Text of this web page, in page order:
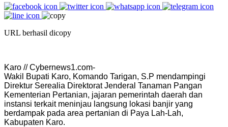
URL berhasil dicopy
Karo // Cybernews1.com-
Wakil Bupati Karo, Komando Tarigan, S.P mendampingi
Direktur Serealia Direktorat Jenderal Tanaman Pangan
Kementerian Pertanian, jajaran pemerintah daerah dan
instansi terkait meninjau langsung lokasi banjir yang
berdampak pada area pertanian di Paya Lah-Lah,
Kabupaten Karo.